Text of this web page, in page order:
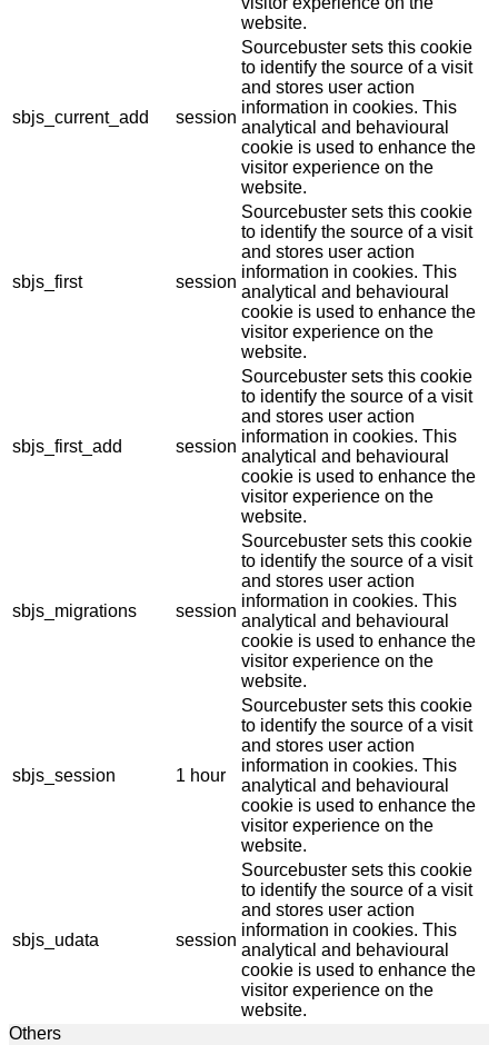
website.
sbjs_current_add session
Sourcebuster sets this cookie
to identify the source of a visit
and stores user action
information in cookies. This
analytical and behavioural
cookie is used to enhance the
visitor experience on the
website.
sbjs_first session
Sourcebuster sets this cookie
to identify the source of a visit
and stores user action
information in cookies. This
analytical and behavioural
cookie is used to enhance the
visitor experience on the
website.
sbjs_first_add session
Sourcebuster sets this cookie
to identify the source of a visit
and stores user action
information in cookies. This
analytical and behavioural
cookie is used to enhance the
visitor experience on the
website.
sbjs_migrations session
Sourcebuster sets this cookie
to identify the source of a visit
and stores user action
information in cookies. This
analytical and behavioural
cookie is used to enhance the
visitor experience on the
website.
sbjs_session 1 hour
Sourcebuster sets this cookie
to identify the source of a visit
and stores user action
information in cookies. This
analytical and behavioural
cookie is used to enhance the
visitor experience on the
website.
sbjs_udata session
Sourcebuster sets this cookie
to identify the source of a visit
and stores user action
information in cookies. This
analytical and behavioural
cookie is used to enhance the
visitor experience on the
website.
Others